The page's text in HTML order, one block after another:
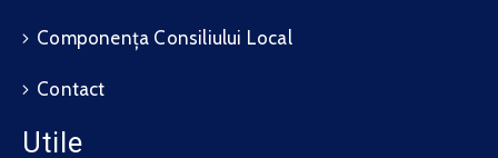
Componența Consiliului Local
Contact
Utile